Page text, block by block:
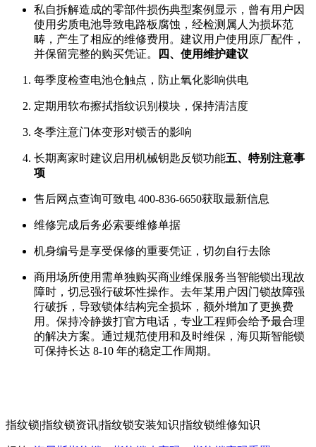
私自拆解造成的零部件损伤典型案例显示，曾有用户因
使用劣质电池导致电路板腐蚀，经检测属人为损坏范
畴，产生了相应的维修费用。建议用户使用原厂配件，
并保留完整的购买凭证。
四、使用维护建议
每季度检查电池仓触点，防止氧化影响供电
定期用软布擦拭指纹识别模块，保持清洁度
冬季注意门体变形对锁舌的影响
长期离家时建议启用机械钥匙反锁功能五、特别注意事
项
售后网点查询可致电 400-836-6650获取最新信息
维修完成后务必索要维修单据
机身编号是享受保修的重要凭证，切勿自行去除
商用场所使用需单独购买商业维保服务当智能锁出现故
障时，切忌强行破坏性操作。去年某用户因门锁故障强
行破拆，导致锁体结构完全损坏，额外增加了更换费
用。保持冷静拨打官方电话，专业工程师会给予最合理
的解决方案。通过规范使用和及时维保，海贝斯智能锁
可保持长达 8-10 年的稳定工作周期。
指纹锁|指纹锁资讯|指纹锁安装知识|指纹锁维修知识